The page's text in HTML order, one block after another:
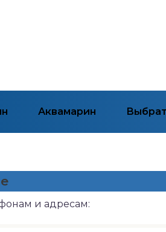
Аквамарин
и адресам: